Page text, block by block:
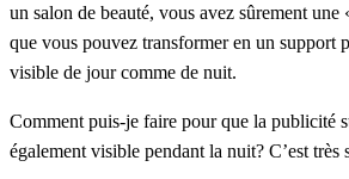
un salon de beauté, vous avez sûrement une
que vous pouvez transformer en un support
visible de jour comme de nuit.
Comment puis-je faire pour que la publicité
également visible pendant la nuit? C’est très